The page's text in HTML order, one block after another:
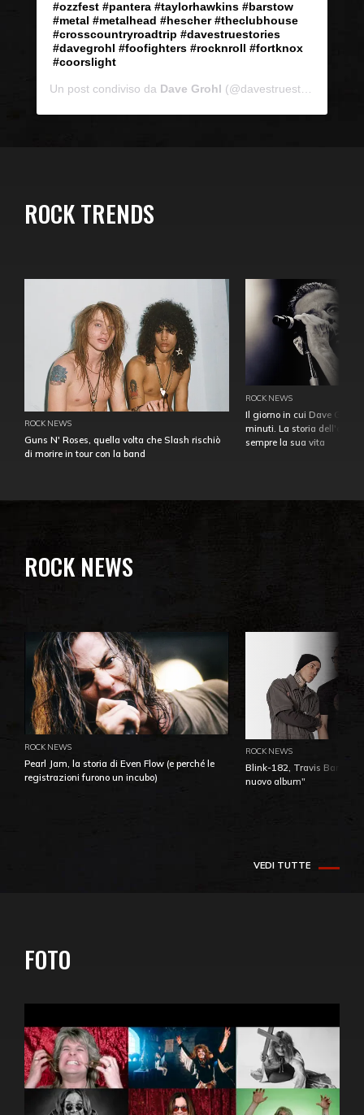
#ozzfest #pantera #taylorhawkins #barstow
#metal #metalhead #hescher #theclubhouse
#crosscountryroadtrip #davestruestories
#davegrohl #foofighters #rocknroll #fortknox
#coorslight
Un post condiviso da Dave Grohl (@davestruestories) in data:
ROCK TRENDS
ROCK NEWS
Guns N' Roses, quella volta che Slash rischiò
di morire in tour con la band
ROCK NEWS
Il giorno in cui Dave
minuti. La storia
sempre la sua vita
ROCK NEWS
ROCK NEWS
Pearl Jam, la storia di Even Flow (e perché le
registrazioni furono un incubo)
ROCK NEWS
Blink-182, Travis Barker:
nuovo album"
VEDI TUTTE
FOTO